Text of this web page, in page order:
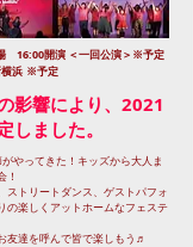
16:00開演 ＜一回公演＞※予定
浜 ※予定
影響により、2021
しました。
やってきた！キッズから大人ま
！
ストリートダンス、ゲストパフォ
の楽しくアットホームなフェステ
友達を呼んで皆で楽しもう♬